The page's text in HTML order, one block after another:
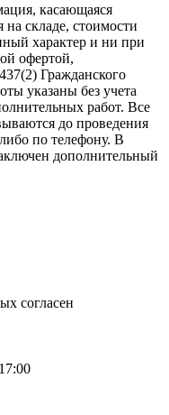
касающаяся
на складе, стоимости
характер и ни при
офертой,
Гражданского
указаны без учета
работ. Все
до проведения
по телефону. В
дополнительный
согласен